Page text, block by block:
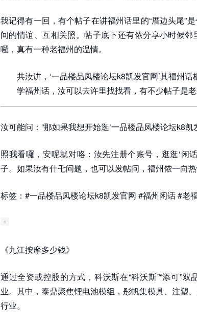
我记得有一回，有个帖子在讲福州话里的“厝边头尾”
间的情谊、互相关照。帖子底下还有侬分享小时候
囉，真有一种老福州的温情。
共汝讲，‘一品楼品凤楼论坛k8凯发官网’其福州
学福州话，汝可以去许里找找看，有不少帖子是老
汝可能问：“那如果我想开始逛‘一品楼品凤楼论坛k8凯
照我看囉，安呢就对咯：汝先注册个账号，逛逛‘闲
子。如果汝有什乇问题，也可以发帖问，福州侬一向热
标签：#一品楼品凤楼论坛k8凯发官网 #福州闲话 #老
《九江按摩多少钱》
通过全资或控股的方式，科沃斯在“科沃斯”“添可”
业。其中，泰鼎聚焦锂电池模组，彤帆集模具、注塑
行业。